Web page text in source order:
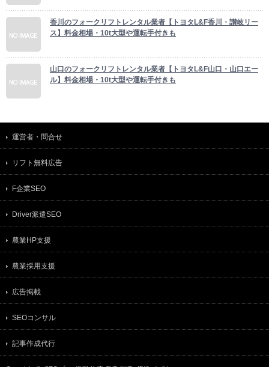
香川のフォークリフトレンタル業者【トヨタL&F香川・讃岐リー
ス】料金相場・10t大型や運転手付きも
山口のフォークリフトレンタル業者【トヨタL&F山口・山口エー
ル】料金相場・10t大型や運転手付きも
運営者・問合せ
リフト無料広告
F企業SEO
Driver派遣SEO
農業HP支援
農業採用支援
広告掲載
SEOコンサル
記事作成代行